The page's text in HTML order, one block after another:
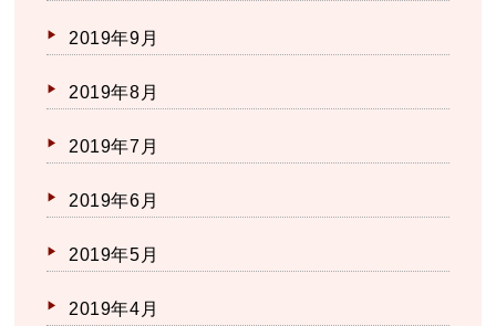
2019年9月
2019年8月
2019年7月
2019年6月
2019年5月
2019年4月